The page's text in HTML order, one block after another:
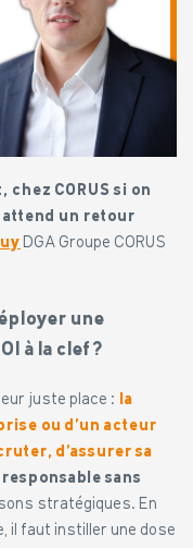
CORUS si on
attend un retour
DGA Groupe CORUS
une
à la clef ?
juste place : la
ou d’un acteur
d’assurer sa
sans
stratégiques. En
il faut instiller une dose